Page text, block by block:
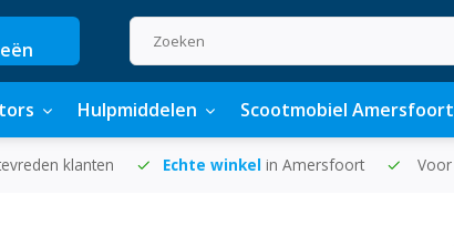
Hulpmiddelen Scootmobiel Amersfoort
klanten Echte winkel in Amersfoort Voor